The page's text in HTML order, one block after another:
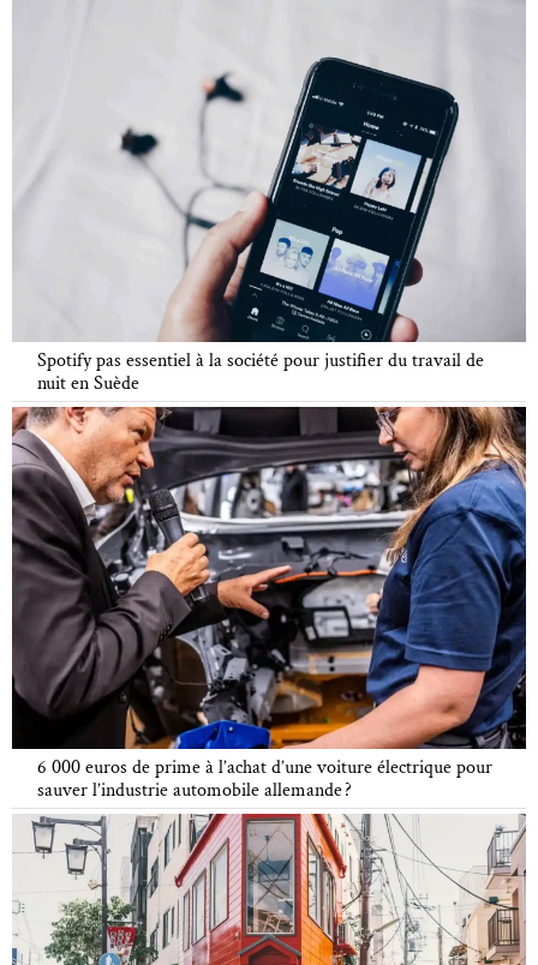
Spotify pas essentiel à la société pour justifier du travail de
nuit en Suède
6 000 euros de prime à l’achat d’une voiture électrique pour
sauver l’industrie automobile allemande ?